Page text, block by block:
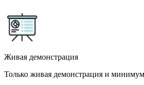
Живая демонстрация
Только живая демонстрация и